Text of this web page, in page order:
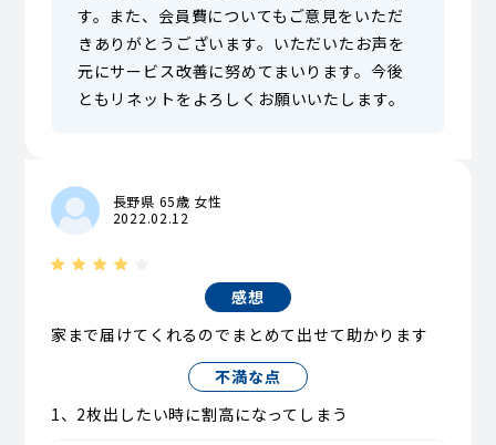
す。また、会員費についてもご意見をいただ
きありがとうございます。いただいたお声を
元にサービス改善に努めてまいります。今後
ともリネットをよろしくお願いいたします。
長野県 65歳 女性
2022.02.12
感想
家まで届けてくれるのでまとめて出せて助かります
不満な点
1、2枚出したい時に割高になってしまう